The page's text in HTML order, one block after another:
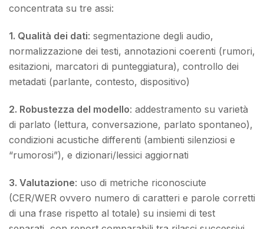
concentrata su tre assi:
1. Qualità dei dati: segmentazione degli audio,
normalizzazione dei testi, annotazioni coerenti (rumori,
esitazioni, marcatori di punteggiatura), controllo dei
metadati (parlante, contesto, dispositivo)
2. Robustezza del modello: addestramento su varietà
di parlato (lettura, conversazione, parlato spontaneo),
condizioni acustiche differenti (ambienti silenziosi e
“rumorosi”), e dizionari/lessici aggiornati
3. Valutazione: uso di metriche riconosciute
(CER/WER ovvero numero di caratteri e parole corretti
di una frase rispetto al totale) su insiemi di test